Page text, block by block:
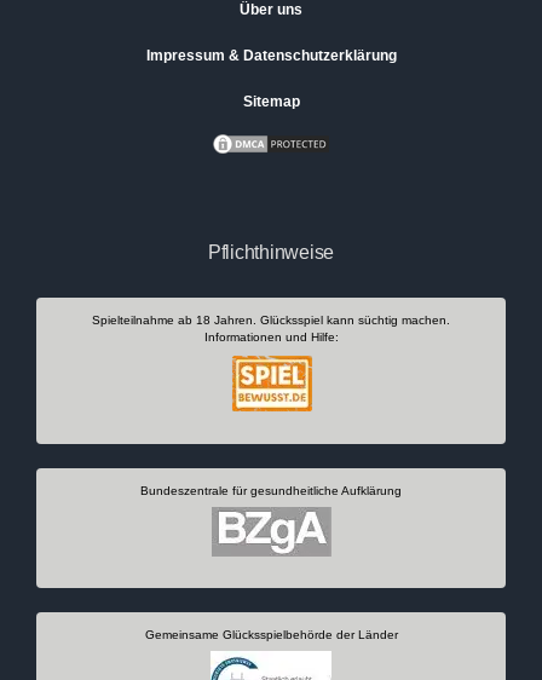
Über uns
Impressum & Datenschutzerklärung
Sitemap
Pflichthinweise
Spielteilnahme ab 18 Jahren. Glücksspiel kann süchtig machen.
Informationen und Hilfe:
Bundeszentrale für gesundheitliche Aufklärung
Gemeinsame Glücksspielbehörde der Länder